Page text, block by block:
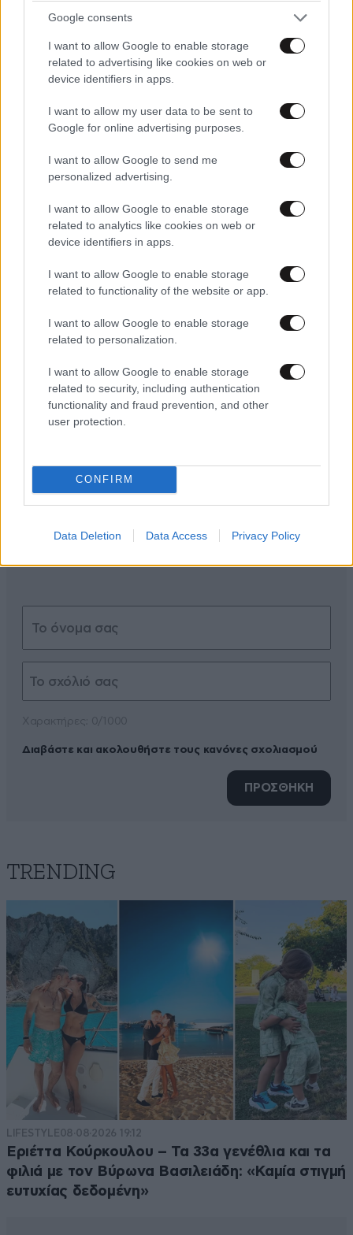
Google consents
I want to allow Google to enable storage
related to advertising like cookies on web or
device identifiers in apps.
I want to allow my user data to be sent to
Google for online advertising purposes.
I want to allow Google to send me
personalized advertising.
I want to allow Google to enable storage
related to analytics like cookies on web or
device identifiers in apps.
I want to allow Google to enable storage
related to functionality of the website or app.
I want to allow Google to enable storage
related to personalization.
I want to allow Google to enable storage
related to security, including authentication
functionality and fraud prevention, and other
user protection.
CONFIRM
Data Deletion Data Access Privacy Policy
και μάθετε πρώτοι όλες τις ειδήσεις
ΣΧΌΛΙΑ ΑΝΑΓΝΩΣΤΏΝ
ΠΡΟΣΘΕΣΤΕ ΤΟ ΣΧΟΛΙΟ ΣΑΣ
Διαβάστε και ακολουθήστε τους κανόνες σχολιασμού
ΠΡΟΣΘΗΚΗ
TRENDING
LIFESTYLE08·08·2026 19:12
Εριέττα Κούρκουλου – Τα 33α γενέθλια και τα
φιλιά με τον Βύρωνα Βασιλειάδη: «Καμία στιγμή
ευτυχίας δεδομένη»